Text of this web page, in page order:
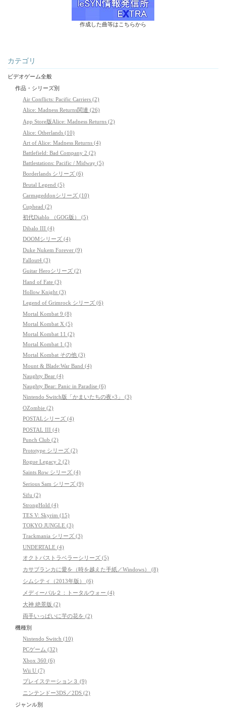
作成した曲等はこちらから
カテゴリ
ビデオゲーム全般
作品・シリーズ別
Air Conflicts: Pacific Carriers (2)
Alice: Madness Returns関連 (26)
App Store版Alice: Madness Returns (2)
Alice: Otherlands (10)
Art of Alice: Madness Returns (4)
Battlefield: Bad Company 2 (2)
Battlestations: Pacific / Midway (5)
Borderlands シリーズ (6)
Brutal Legend (5)
Carmageddonシリーズ (10)
Cuphead (2)
初代Diablo （GOG版） (5)
Dibalo III (4)
DOOMシリーズ (4)
Duke Nukem Forever (9)
Fallout4 (3)
Guitar Heroシリーズ (2)
Hand of Fate (3)
Hollow Knight (3)
Legend of Grimrock シリーズ (6)
Mortal Kombat 9 (8)
Mortal Kombat X (5)
Mortal Kombat 11 (2)
Mortal Kombat 1 (3)
Mortal Kombat その他 (3)
Mount & Blade:War Band (4)
Naughty Bear (4)
Naughty Bear: Panic in Paradise (6)
Nintendo Switch版「かまいたちの夜×3」 (3)
OZombie (2)
POSTALシリーズ (4)
POSTAL III (4)
Punch Club (2)
Prototype シリーズ (2)
Rogue Legacy 2 (2)
Saints Row シリーズ (4)
Serious Sam シリーズ (9)
Sifu (2)
StrongHold (4)
TES V: Skyrim (15)
TOKYO JUNGLE (3)
Trackmania シリーズ (3)
UNDERTALE (4)
オクトパストラベラーシリーズ (5)
カサブランカに愛を（時を越えた手紙／Windows） (8)
シムシティ（2013年版） (6)
メディーバル２：トータルウォー (4)
大神 絶景版 (2)
両手いっぱいに芋の花を (2)
機種別
Nintendo Switch (10)
PCゲーム (32)
Xbox 360 (6)
Wii U (7)
プレイステーション３ (9)
ニンテンドー3DS／2DS (2)
ジャンル別